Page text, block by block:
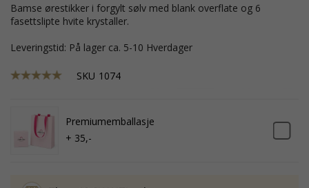
bamse ørestikker i forgylt sølv med blank overflate og 6
fasettslipte hvite krystaller.
Leveringstid: På lager ca. 5-10 Hverdager
SKU 1074
Premiumemballasje
+ 35,-